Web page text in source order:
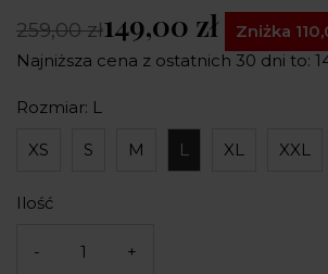
259,00 zł149,00 zł
Zniżka
Najniższa cena z ostatnich 30 dni to:
Rozmiar: L
XS S M L XL XXL
Ilość
- +